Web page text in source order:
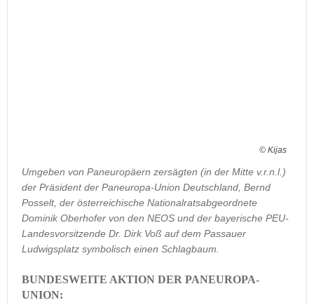
© Kijas
Umgeben von Paneuropäern zersägten (in der Mitte v.r.n.l.)
der Präsident der Paneuropa-Union Deutschland, Bernd
Posselt, der österreichische Nationalratsabgeordnete
Dominik Oberhofer von den NEOS und der bayerische PEU-
Landesvorsitzende Dr. Dirk Voß auf dem Passauer
Ludwigsplatz symbolisch einen Schlagbaum.
BUN­DES­WEI­TE AK­TI­ON DER PANEUROPA-​
UNION: